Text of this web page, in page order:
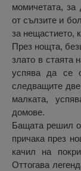
момичетата,
от сълзите и
за нещастието,
През нощта,
злато в стаята
успява да се
следващите
малката,
домове.
Бащата решил
причака през
качил на
Оттогава